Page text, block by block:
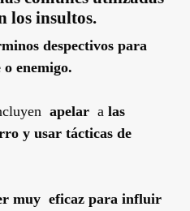
los insultos.
despectivos para
enemigo.
apelara las
y usar tácticas de
muy eficaz para influir